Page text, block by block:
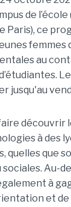
de l’école
Paris), ce
femmes
au
jusqu'au
découvrir
à des
quelles que
Au-
à
et